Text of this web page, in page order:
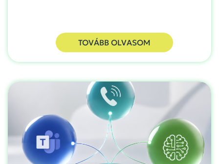
TOVÁBB OLVASOM